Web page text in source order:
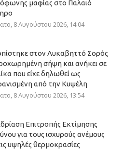
μαφίας στο Παλαιό
8 Αυγούστου 2026, 14:04
στον Λυκαβηττό Σορός
σήψη και ανήκει σε
που είχε δηλωθεί ως
από την Κυψέλη
8 Αυγούστου 2026, 13:54
Επιτροπής Εκτίμησης
για τους ισχυρούς ανέμους
υψηλές θερμοκρασίες